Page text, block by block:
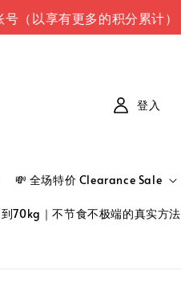
有更多的积分累计） 注册
💸 全场特价 Clearance Sale
70kg｜不节食不极端的真实方法
登入